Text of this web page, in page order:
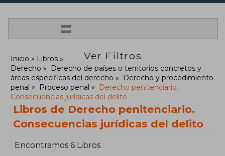
=
Ver Filtros
Inicio
Libros
Derecho
Derecho de países o territorios concretos y
áreas específicas del derecho
Derecho y procedimiento
penal
Proceso penal
Derecho penitenciario.
Consecuencias jurídicas del delito
Libros de Derecho penitenciario.
Consecuencias jurídicas del delito
Encontramos 6 Libros